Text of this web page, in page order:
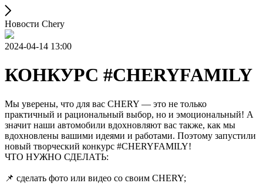
Новости Chery
2024-04-14 13:00
КОНКУРС #CHERYFAMILY
Мы уверены, что для вас CHERY — это не только
практичный и рациональный выбор, но и эмоциональный! А
значит наши автомобили вдохновляют вас также, как мы
вдохновлены вашими идеями и работами. Поэтому запустили
новый творческий конкурс #CHERYFAMILY!
ЧТО НУЖНО СДЕЛАТЬ:
📌 сделать фото или видео со своим CHERY;